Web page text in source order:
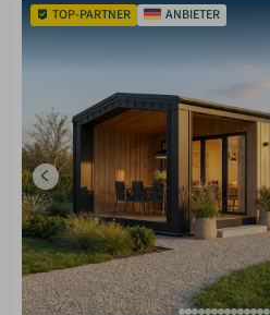
TOP-PARTNER ANBIETER